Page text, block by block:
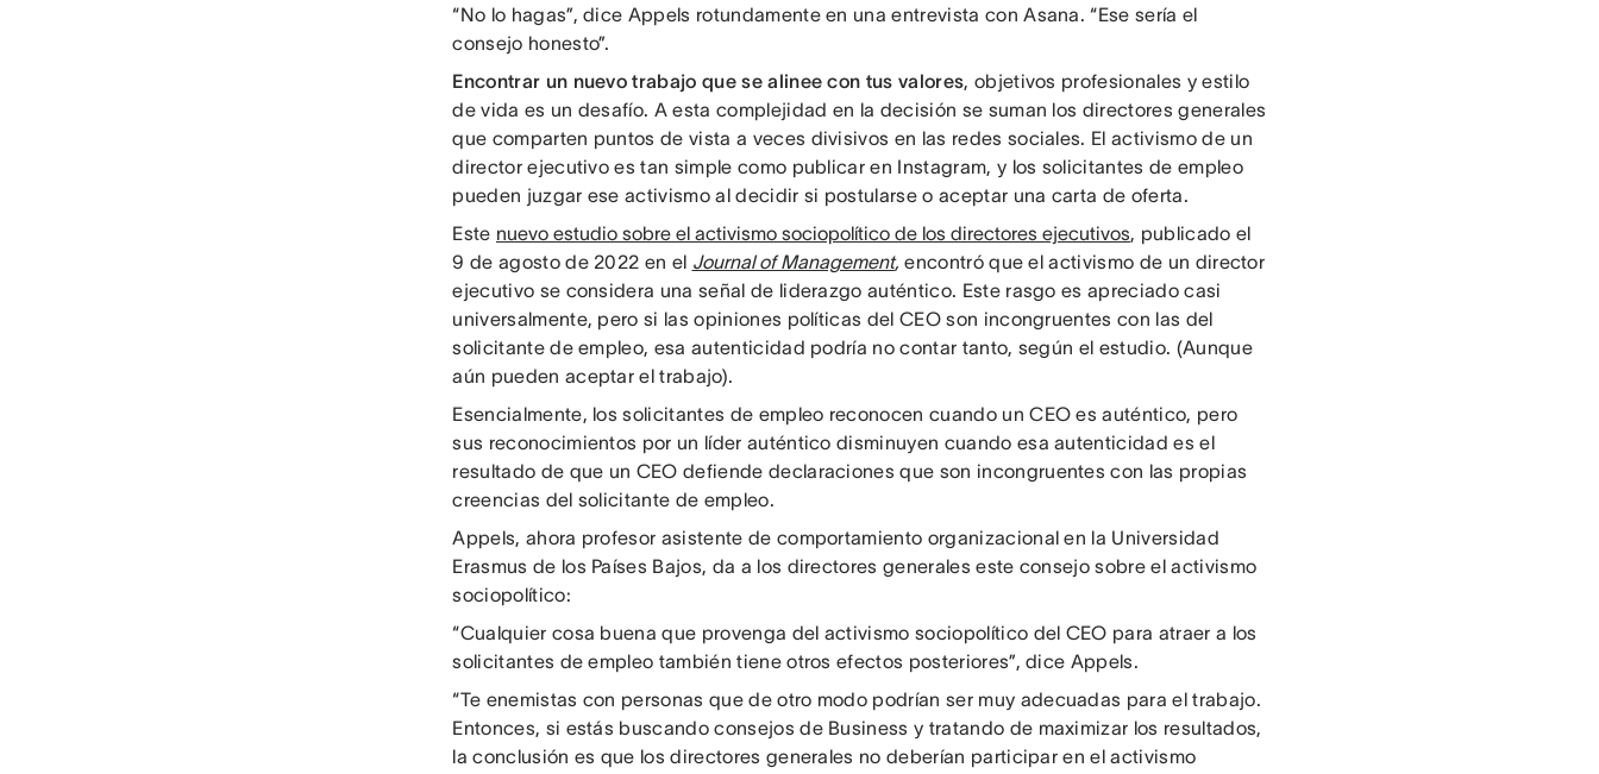
“No lo hagas”, dice Appels rotundamente en una entrevista con Asana. “Ese sería el
consejo honesto”.
Encontrar un nuevo trabajo que se alinee con tus valores, objetivos profesionales y estilo
de vida es un desafío. A esta complejidad en la decisión se suman los directores generales
que comparten puntos de vista a veces divisivos en las redes sociales. El activismo de un
director ejecutivo es tan simple como publicar en Instagram, y los solicitantes de empleo
pueden juzgar ese activismo al decidir si postularse o aceptar una carta de oferta.
Este nuevo estudio sobre el activismo sociopolítico de los directores ejecutivos, publicado el
9 de agosto de 2022 en el Journal of Management,encontró que el activismo de un director
ejecutivo se considera una señal de liderazgo auténtico. Este rasgo es apreciado casi
universalmente, pero si las opiniones políticas del CEO son incongruentes con las del
solicitante de empleo, esa autenticidad podría no contar tanto, según el estudio. (Aunque
aún pueden aceptar el trabajo).
Esencialmente, los solicitantes de empleo reconocen cuando un CEO es auténtico, pero
sus reconocimientos por un líder auténtico disminuyen cuando esa autenticidad es el
resultado de que un CEO defiende declaraciones que son incongruentes con las propias
creencias del solicitante de empleo.
Appels, ahora profesor asistente de comportamiento organizacional en la Universidad
Erasmus de los Países Bajos, da a los directores generales este consejo sobre el activismo
sociopolítico:
“Cualquier cosa buena que provenga del activismo sociopolítico del CEO para atraer a los
solicitantes de empleo también tiene otros efectos posteriores”, dice Appels.
“Te enemistas con personas que de otro modo podrían ser muy adecuadas para el trabajo.
Entonces, si estás buscando consejos de Business y tratando de maximizar los resultados,
la conclusión es que los directores generales no deberían participar en el activismo